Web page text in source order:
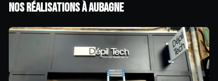
NOS RÉALISATIONS À AUBAGNE